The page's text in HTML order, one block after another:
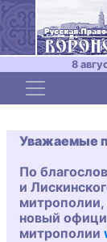
8
Toggle
Уважаемые
По
и
митрополии,
новый
митрополии